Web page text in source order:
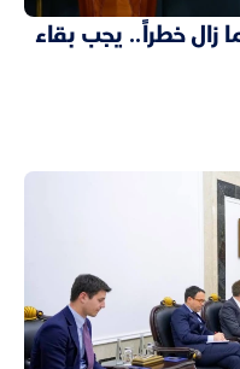
زال خطراً.. يجب بقاء